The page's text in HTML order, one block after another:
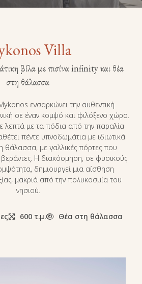
Villa
βίλα με πισίνα infinity και θέα
στη θάλασσα
ενσαρκώνει την αυθεντική
σε έναν κομψό και φιλόξενο χώρο.
λεπτά με τα πόδια από την παραλία
πέντε υπνοδωμάτια με ιδιωτικά
θάλασσα, με γαλλικές πόρτες που
βεράντες. Η διακόσμηση, σε φυσικούς
δημιουργεί μια αίσθηση
μακριά από την πολυκοσμία του
νησιού.
600 τ.μ. Θέα στη θάλασσα